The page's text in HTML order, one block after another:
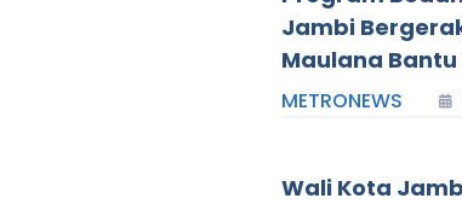
Jambi
Maulana
METRONEWS
Wali Kota